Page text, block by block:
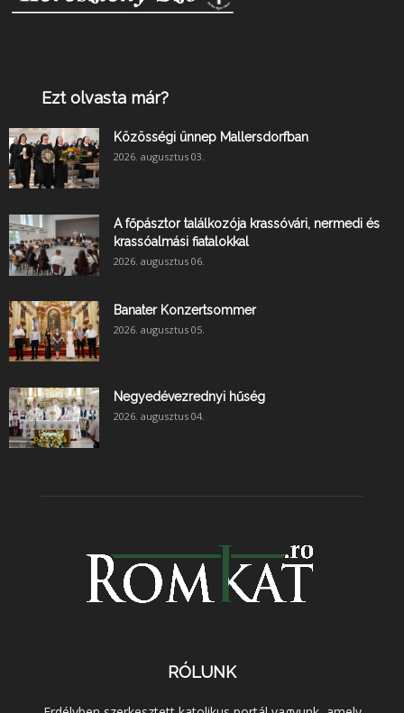
Ezt olvasta már?
Közösségi ünnep Mallersdorfban
2026. augusztus 03.
A főpásztor találkozója krassóvári, nermedi és
krassóalmási fiatalokkal
2026. augusztus 06.
Banater Konzertsommer
2026. augusztus 05.
Negyedévezrednyi hűség
2026. augusztus 04.
RÓLUNK